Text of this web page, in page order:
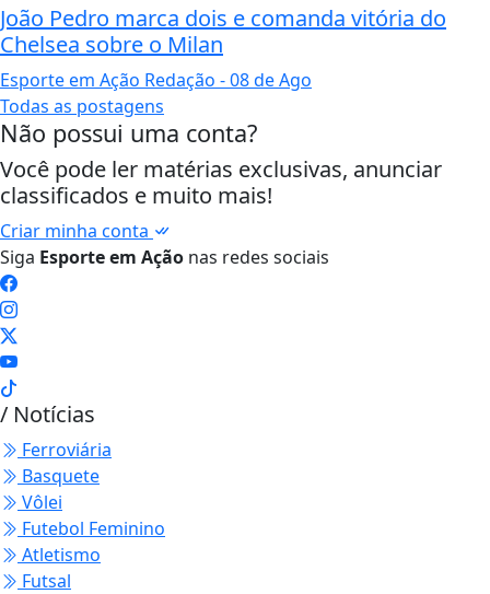
João Pedro marca dois e comanda vitória do
Chelsea sobre o Milan
Esporte em Ação Redação - 08 de Ago
Todas as postagens
Não possui uma conta?
Você pode ler matérias exclusivas, anunciar
classificados e muito mais!
Criar minha conta
Siga Esporte em Ação nas redes sociais
/ Notícias
Ferroviária
Basquete
Vôlei
Futebol Feminino
Atletismo
Futsal